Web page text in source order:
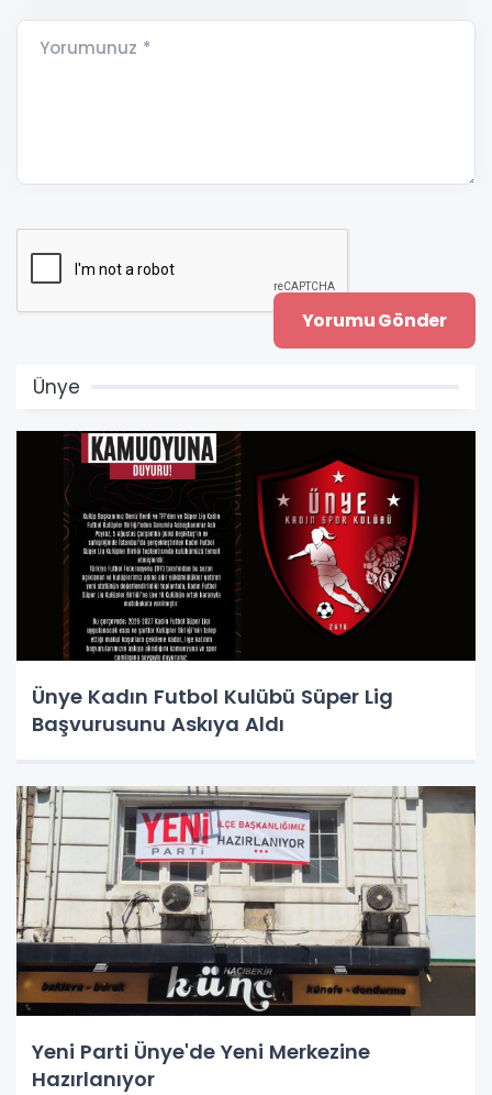
Yorumunuz *
Ünye
Ünye Kadın Futbol Kulübü Süper Lig
Başvurusunu Askıya Aldı
Yeni Parti Ünye'de Yeni Merkezine
Hazırlanıyor